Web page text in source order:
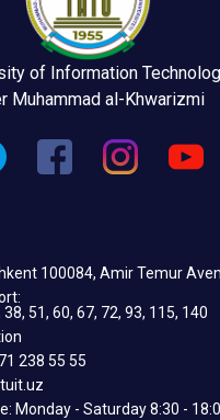
of Information
Muhammad al-Khwarizmi
100084, Amir Temur
38, 51, 60, 67, 72, 93, 115, 140
238 55 55
Monday - Saturday 8:30 -